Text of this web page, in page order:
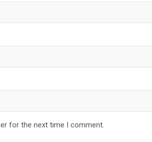
for the next time I comment.